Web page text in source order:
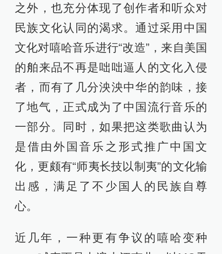
之外，也充分体现了创作者和听众对
民族文化认同的渴求。通过采用中国
文化对嘻哈音乐进行“改造”，来自美国
的舶来品不再是咄咄逼人的文化入侵
者，而有了几分泱泱中华的韵味，接
了地气，正式成为了中国流行音乐的
一部分。同时，如果把这类歌曲认为
是借由外国音乐之形式推广中国文
化，更颇有“师夷长技以制夷”的文化输
出感，满足了不少国人的民族自尊
心。
近几年，一种更有争议的嘻哈变种